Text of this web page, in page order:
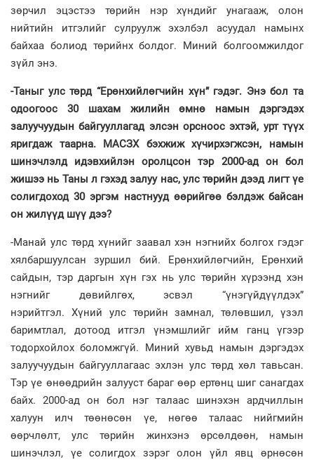
зөрчил эцэстээ төрийн нэр хүндийг унагааж, олон
нийтийн итгэлийг сулруулж эхэлбэл асуудал намынх
байхаа болиод төрийнх болдог. Миний болгоомжилдог
зүйл энэ.
-Таныг улс төрд “Ерөнхийлөгчийн хүн” гэдэг. Энэ бол та
одоогоос 30 шахам жилийн өмнө намын дэргэдэх
залуучуудын байгууллагад элсэн орсноос эхтэй, урт түүх
яригдаж таарна. МАСЗХ бэхжиж хүчирхэгжсэн, намын
шинэчлэлд идэвхийлэн оролцсон тэр 2000-ад он бол
жишээ нь Таны л гэхэд залуу нас, улс төрийн дээд лигт үе
солигдоход 30 эргэм настнууд өөрийгөө бэлдэж байсан
он жилүүд шүү дээ?
-Манай улс төрд хүнийг заавал хэн нэгнийх болгох гэдэг
хялбаршуулсан зуршил бий. Ерөнхийлөгчийн, Ерөнхий
сайдын, тэр даргын хүн гэх нь улс төрийн хүрээнд хэн
нэгнийг дөвийлгөх, эсвэл “үнэгүйдүүлдэх”
нэрийтгэл. Хүний улс төрийн замнал, төлөвшил, үзэл
баримтлал, дотоод итгэл үнэмшлийг ийм ганц үгээр
тодорхойлох боломжгүй. Миний хувьд намын дэргэдэх
залуучуудын байгууллагаас эхлэн улс төрд хөл тавьсан.
Тэр үе өнөөдрийн залууст бараг өөр ертөнц шиг санагдах
байх. 2000-ад он бол нэг талаас шинэхэн ардчиллын
халуун илч төөнөсөн үе, нөгөө талаас нийгмийн
өөрчлөлт, улс төрийн жинхэнэ өрсөлдөөн, намын
шинэчлэл, үе солигдох зэрэг олон үйл явц өрнөсөн